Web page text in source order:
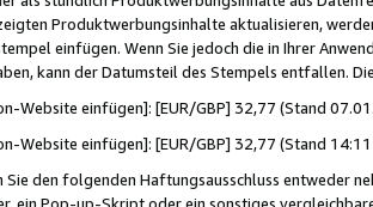
Produktwerbungsinhalte aktualisieren,
einfügen. Wenn Sie jedoch die in Ihrer
kann der Datumsteil des Stempels entfallen.
Website einfügen]: [EUR/GBP] 32,77 (Stand
Website einfügen]: [EUR/GBP] 32,77 (Stand
Sie den folgenden Haftungsausschluss entweder
ein Pop-up-Skript oder ein sonstiges